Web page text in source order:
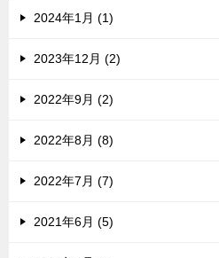
2024年1月 (1)
2023年12月 (2)
2022年9月 (2)
2022年8月 (8)
2022年7月 (7)
2021年6月 (5)